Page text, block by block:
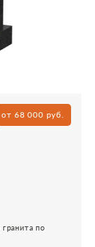
от 68 000 руб.
по